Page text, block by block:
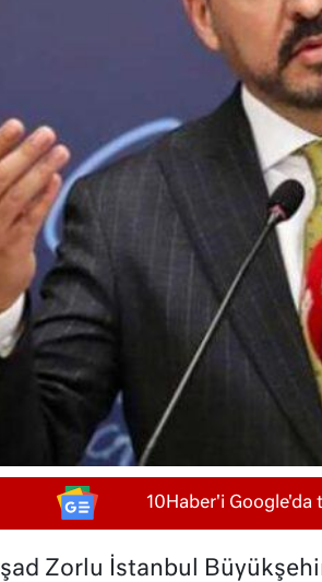
10Haber'i Google'da
Zorlu İstanbul